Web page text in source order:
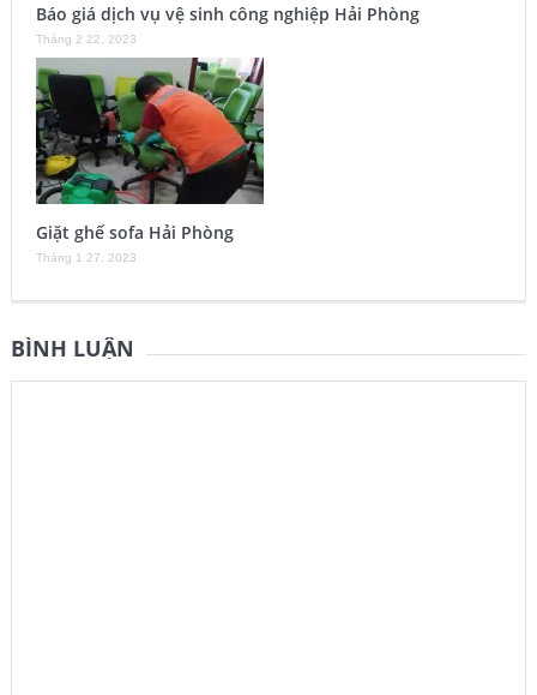
Báo giá dịch vụ vệ sinh công nghiệp Hải Phòng
Tháng 2 22, 2023
Giặt ghế sofa Hải Phòng
Tháng 1 27, 2023
BÌNH LUẬN